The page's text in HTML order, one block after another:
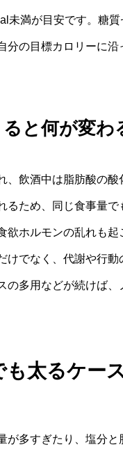
未満が目安です。糖
分の目標カロリーに沿
と何が変わ
、飲酒中は脂肪酸の
るため、同じ食事量で
欲ホルモンの乱れも
けでなく、代謝や行
の多用などが続けば、
も太るケー
が多すぎたり、塩分